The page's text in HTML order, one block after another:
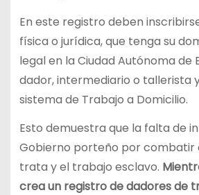
En este registro deben
física o jurídica, que tenga su
legal en la Ciudad Autónoma de
dador, intermediario o tallerista
sistema de Trabajo a Domicilio.
Esto demuestra que la falta de
Gobierno porteño por combatir
trata y el trabajo esclavo.
crea un registro de dadores de